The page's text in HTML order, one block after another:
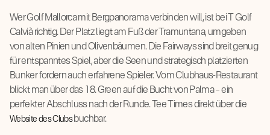
Wer Golf Mallorca mit Bergpanorama verbinden will, ist bei T Golf
Calvià richtig. Der Platz liegt am Fuß der Tramuntana, umgeben
von alten Pinien und Olivenbäumen. Die Fairways sind breit genug
für entspanntes Spiel, aber die Seen und strategisch platzierten
Bunker fordern auch erfahrene Spieler. Vom Clubhaus-Restaurant
blickt man über das 18. Green auf die Bucht von Palma – ein
perfekter Abschluss nach der Runde. Tee Times direkt über die
Website des Clubsbuchbar.